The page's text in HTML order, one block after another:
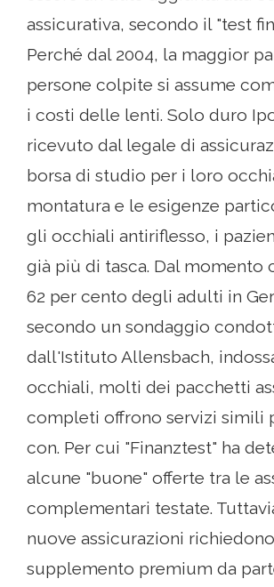
assicurativa, secondo il "test
Perché dal 2004, la maggior
persone colpite si assume
i costi delle lenti. Solo duro
ricevuto dal legale di
borsa di studio per i loro
montatura e le esigenze
gli occhiali antiriflesso, i
già più di tasca. Dal momento
62 per cento degli adulti in
secondo un sondaggio
dall'Istituto Allensbach,
occhiali, molti dei pacchetti
completi offrono servizi simili
con. Per cui "Finanztest" ha
alcune "buone" offerte tra le
complementari testate.
nuove assicurazioni
supplemento premium da